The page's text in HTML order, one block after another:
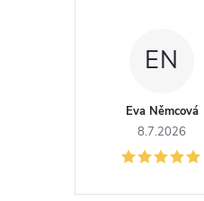
EN
Eva Němcová
8.7.2026